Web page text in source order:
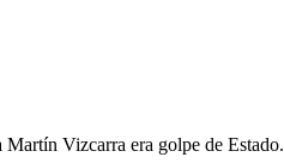
Martín Vizcarra era golpe de Estado.